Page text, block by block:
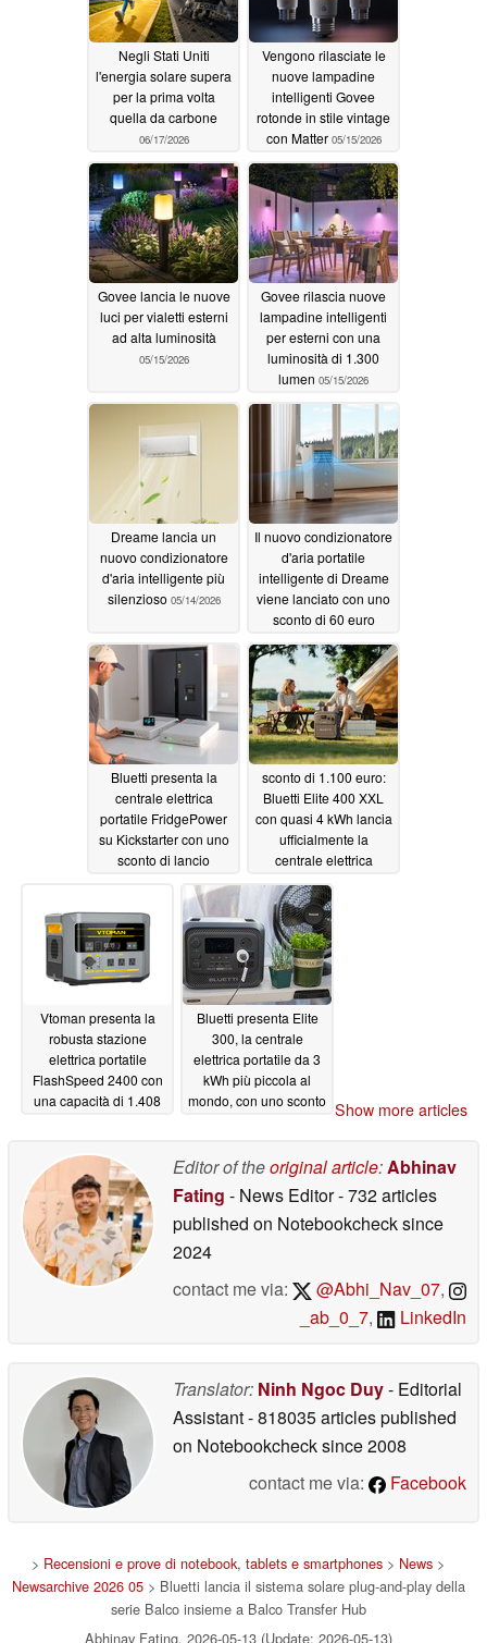
Negli Stati Uniti
l'energia solare supera
per la prima volta
quella da carbone
06/17/2026
Vengono rilasciate le
nuove lampadine
intelligenti Govee
rotonde in stile vintage
con Matter 05/15/2026
Govee lancia le nuove
luci per vialetti esterni
ad alta luminosità
05/15/2026
Govee rilascia nuove
lampadine intelligenti
per esterni con una
luminosità di 1.300
lumen 05/15/2026
Dreame lancia un
nuovo condizionatore
d'aria intelligente più
silenzioso 05/14/2026
Il nuovo condizionatore
d'aria portatile
intelligente di Dreame
viene lanciato con uno
sconto di 60 euro
05/13/2026
Bluetti presenta la
centrale elettrica
portatile FridgePower
su Kickstarter con uno
sconto di lancio
sconto di 1.100 euro:
Bluetti Elite 400 XXL
con quasi 4 kWh lancia
ufficialmente la
centrale elettrica
04/09/2026
Vtoman presenta la
robusta stazione
elettrica portatile
FlashSpeed 2400 con
una capacità di 1.408
Bluetti presenta Elite
300, la centrale
elettrica portatile da 3
kWh più piccola al
mondo, con uno sconto Show more articles
Editor of theoriginal article:Abhinav
Fating - News Editor- 732 articles
published on Notebookchecksince
2024
contact me via:
@Abhi_Nav_07,
_ab_0_7, LinkedIn
Translator: Ninh Ngoc Duy- Editorial
Assistant- 818035 articles published
on Notebookchecksince 2008
contact me via:
Facebook
> Recensioni e prove di notebook, tablets e smartphones > News >
Newsarchive 2026 05> Bluetti lancia il sistema solare plug-and-play della
serie Balco insieme a Balco Transfer Hub
Abhinav Fating, 2026-05-13 (Update: 2026-05-13)